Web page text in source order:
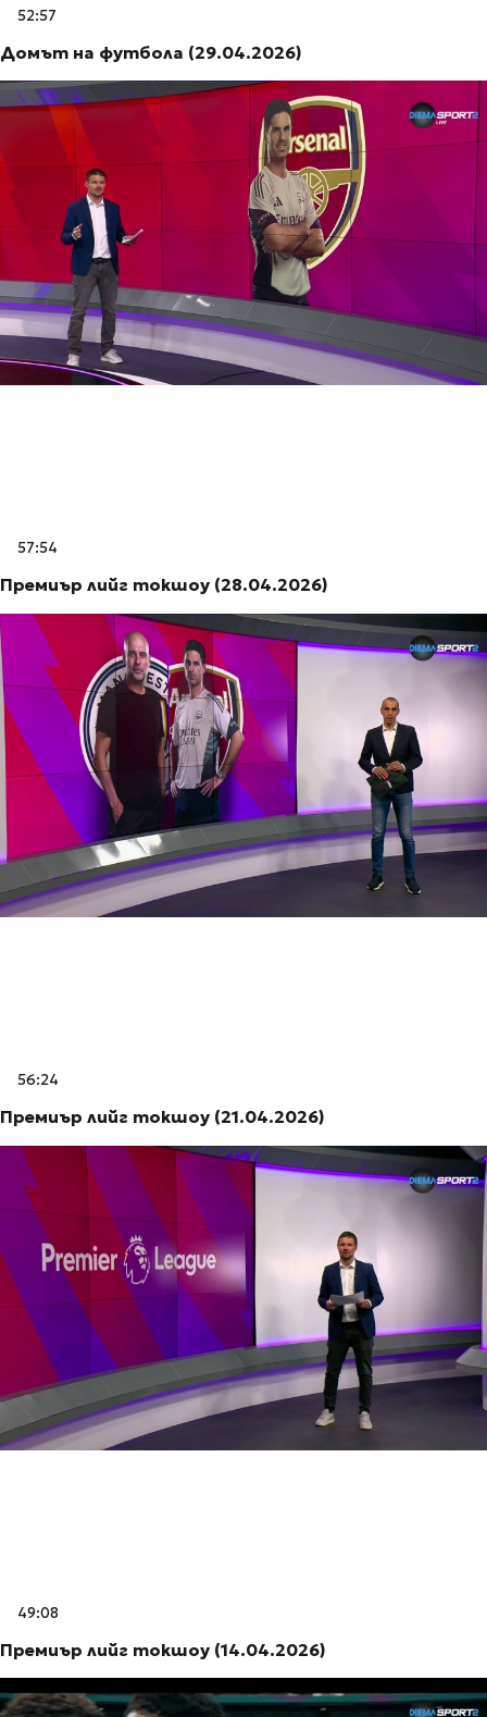
52:57
Домът на футбола (29.04.2026)
57:54
Премиър лийг токшоу (28.04.2026)
56:24
Премиър лийг токшоу (21.04.2026)
49:08
Премиър лийг токшоу (14.04.2026)